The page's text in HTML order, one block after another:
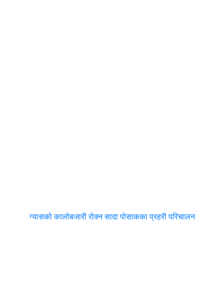
ग्यासको कालोबजारी रोक्न सादा पोसाकका प्रहरी परिचालन